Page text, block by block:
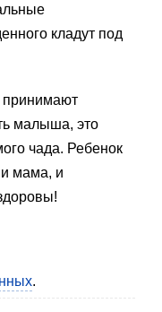
кладут под
принимают
малыша, это
чада. Ребенок
и мама, и
.